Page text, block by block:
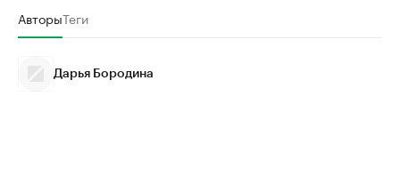
АвторыТеги
Дарья Бородина